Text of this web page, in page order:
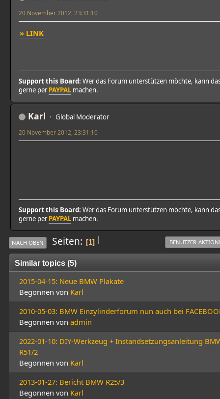
20 November 2012, 23:31:10
» LINK
Support this Board: Wer das Forum unterstützen möchte, kann
gerne perPAYPAL machen.
Karl Global Moderator
20 November 2012, 23:31:10
Support this Board: Wer das Forum unterstützen möchte, kann
gerne perPAYPAL machen.
|
NACH OBEN Seiten 1 BENUTZER-
Similar topics (5)
2015-04-15: Neue BMW Plakate
Begonnen von Karl
2010-05-03: BMW Einzylinderforum nun auch bei
Begonnen von admin
2022-01-10: DIY-Werkzeug + Instandsetzungsanleitung
R51/2
Begonnen von Karl
2013-01-27: Bericht BMW R25/3
Begonnen von Karl